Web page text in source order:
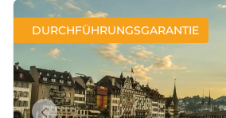
DURCHFÜHRUNGSGARANTIE